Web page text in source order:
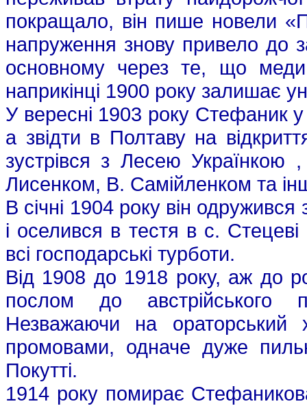
покращало, він пише новели
напруження знову привело до
основному через те, що
наприкінці 1900 року залишає
У вересні 1903 року Стефаник у
а звідти в Полтаву на
зустрівся з Лесею
Лисенком, В. Самійленком та
В січні 1904 року він
і оселився в тестя в с.
всі господарські турботи.
Від 1908 до 1918 року, аж до
послом до австрійського
Незважаючи на ораторський
промовами, одначе дуже
Покутті.
1914 року помирає